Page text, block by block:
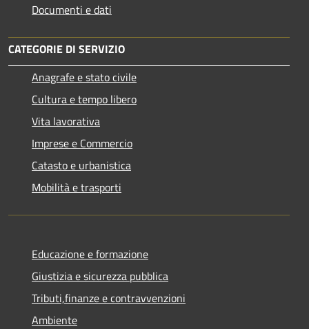
Documenti e dati
CATEGORIE DI SERVIZIO
Anagrafe e stato civile
Cultura e tempo libero
Vita lavorativa
Imprese e Commercio
Catasto e urbanistica
Mobilità e trasporti
Educazione e formazione
Giustizia e sicurezza pubblica
Tributi,finanze e contravvenzioni
Ambiente